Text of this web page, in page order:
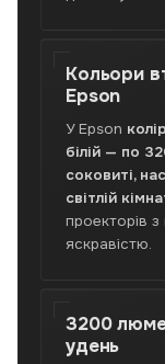
HDMI
Соковиті
кольори
домашнього
світлі.
Перевірено,
Кольори
Epson
У Epson
білій — по
соковиті,
світлій
проекторів
яскравістю.
3200
удень